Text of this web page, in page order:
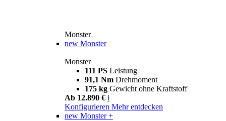
Monster
new Monster
Monster
111 PS Leistung
91,1 Nm Drehmoment
175 kg Gewicht ohne Kraftstoff
Ab 12.890 € i
Konfigurieren Mehr entdecken
new Monster +